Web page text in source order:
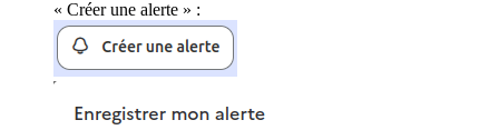
« Créer une alerte » :